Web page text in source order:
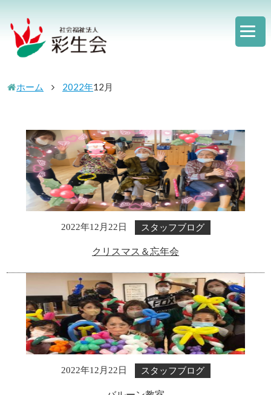
ホーム 2022年12 月
2022年12月22日 スタッフブログ
クリスマス＆忘年会
2022年12月22日 スタッフブログ